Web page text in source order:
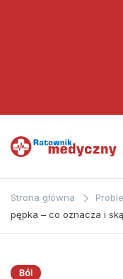
Ratownik
Medyczny
zagadnieniom z
bezpośrednio
Strona główna
pępka – co oznacza i
Ból